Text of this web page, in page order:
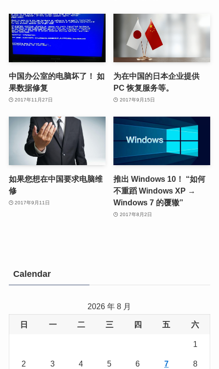
中国办公室的电脑坏了！ 如
果数据修复
2017年11月27日
为在中国的日本企业提供
PC 恢复服务等。
2017年9月15日
如果您想在中国要求电脑维
修
2017年9月11日
推出 Windows 10！ “如何
不重蹈 Windows XP →
Windows 7 的覆辙”
2017年8月2日
Calendar
2026 年 8 月
日 一 二 三 四 五 六
1
2 3 4 5 6 7 8